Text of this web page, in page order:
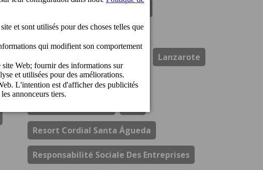
Hotel Cordial Mogan Playa
Lanzarote
Los Guayres Ouvertures
Resort Cordial Santa Águeda
Responsabilité Sociale Des Entreprises